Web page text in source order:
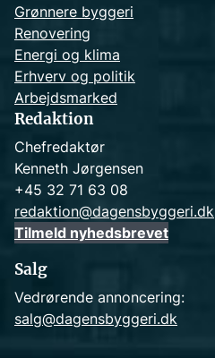
Grønnere byggeri
Renovering
Energi og klima
Erhverv og politik
Arbejdsmarked
Redaktion
Chefredaktør
Kenneth Jørgensen
+45 32 71 63 08
redaktion@dagensbyggeri.dk
Tilmeld nyhedsbrevet
Salg
Vedrørende annoncering:
salg@dagensbyggeri.dk